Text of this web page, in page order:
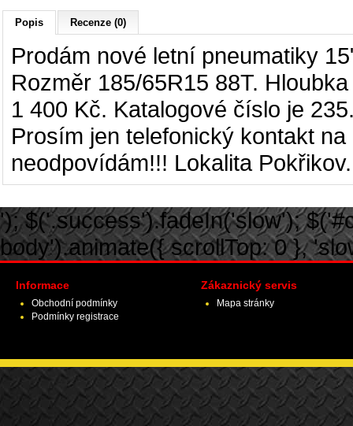
Popis Recenze (0)
Prodám nové letní pneumatiky
Rozměr 185/65R15 88T.
1 400 Kč. Katalogové číslo je
Prosím jen telefonický kontakt
neodpovídám!!! Lokalita
'); $('.success').fadeIn('slow');
body').animate({ scrollTop: 0 },
Informace
Obchodní podmínky
Podmínky registrace
Zákaznický servis
Mapa stránky